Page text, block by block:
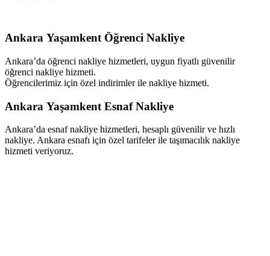
Ankara Yaşamkent Öğrenci Nakliye
Ankara’da öğrenci nakliye hizmetleri, uygun fiyatlı güvenilir
öğrenci nakliye hizmeti.
Öğrencilerimiz için özel indirimler ile nakliye hizmeti.
Ankara Yaşamkent Esnaf Nakliye
Ankara’da esnaf nakliye hizmetleri, hesaplı güvenilir ve hızlı
nakliye. Ankara esnafı için özel tarifeler ile taşımacılık nakliye
hizmeti veriyoruz.